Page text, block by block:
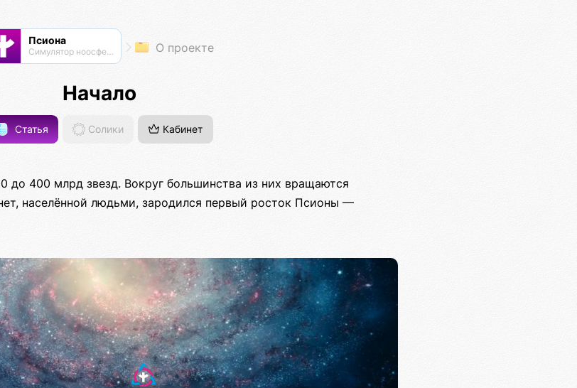
Псиона
Cимулятор ноосферы О проекте
Начало
Статья Солики Кабинет
до 400 млрд звезд. Вокруг большинства из них вращаются
населённой людьми, зародился первый росток Псионы —